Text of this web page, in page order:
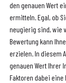
den genauen Wert
ermitteln. Egal, ob
neugierig sind, wie
Bewertung kann
erzielen. In diesem
genauen Wert Ihrer
Faktoren dabei eine